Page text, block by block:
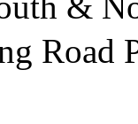
Road